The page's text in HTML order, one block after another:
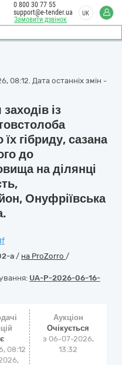
Замовити дзвінок
0 800 30 77 55
support@e-tender.ua
UK
08:12. Дата останніх змін -
із
гібриду, сазана
до
на ділянці
Онуфріївська
a / на ProZorro /
UA-P-2026-06-16-
08:12
Аукціон
Очікується
з 06-07-2026,
13:32